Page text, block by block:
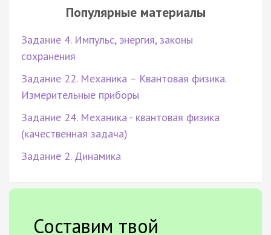
Популярные материалы
Задание 4. Импульс, энергия, законы
сохранения
Задание 22. Механика – Квантовая физика.
Измерительные приборы
Задание 24. Механика - квантовая физика
(качественная задача)
Задание 2. Динамика
Составим твой